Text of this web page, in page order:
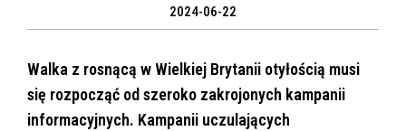
2024-06-22
Walka z rosnącą w Wielkiej Brytanii otyłością musi
się rozpocząć od szeroko zakrojonych kampanii
informacyjnych. Kampanii uczulających